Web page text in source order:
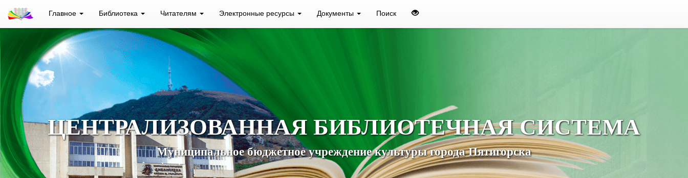
Главное Библиотека Читателям Электронные ресурсы Документы Поиск
ЦЕНТРАЛИЗОВАННАЯ БИБЛИОТЕЧНАЯ СИСТЕМА
Муниципальное бюджетное учреждение культуры города Пятигорска